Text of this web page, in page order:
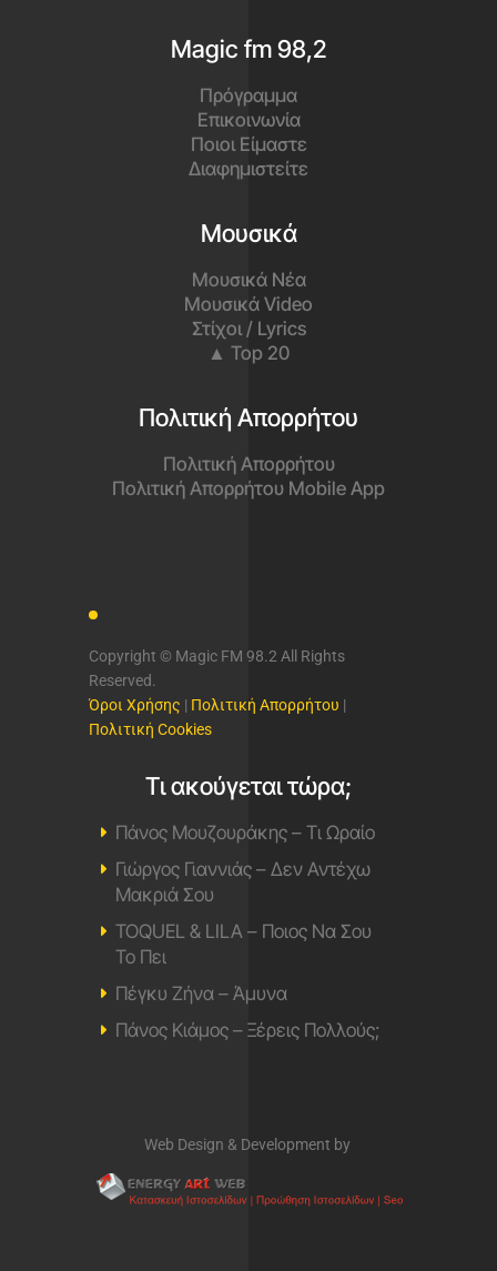
Magic fm 98,2
Πρόγραμμα
Επικοινωνία
Ποιοι Είμαστε
Διαφημιστείτε
Μουσικά
Μουσικά Νέα
Μουσικά Video
Στίχοι / Lyrics
▲ Top 20
Πολιτική Απορρήτου
Πολιτική Απορρήτου
Πολιτική Απορρήτου Mobile App
Copyright © Magic FM 98.2 All Rights
Reserved.
Όροι Χρήσης | Πολιτική Απορρήτου |
Πολιτική Cookies
Τι ακούγεται τώρα;
Πάνος Μουζουράκης – Τι Ωραίο
Γιώργος Γιαννιάς – Δεν Αντέχω
Μακριά Σου
TOQUEL & LILA – Ποιος Να Σου
Το Πει
Πέγκυ Ζήνα – Άμυνα
Πάνος Κιάμος – Ξέρεις Πολλούς;
Web Design & Development by